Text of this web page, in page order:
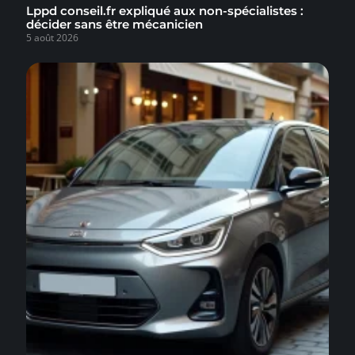
Lppd conseil.fr expliqué aux non-spécialistes :
décider sans être mécanicien
5 août 2026